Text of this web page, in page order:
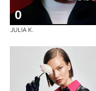
JULIA K.